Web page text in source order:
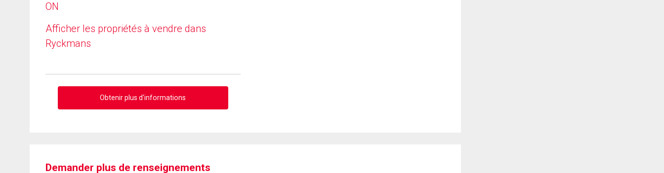
ON
Afficher les propriétés à vendre dans
Ryckmans
Obtenir plus d'informations
Demander plus de renseignements